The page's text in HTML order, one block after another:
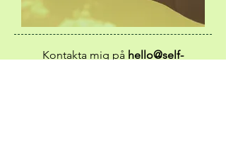
Kontakta mig på hello@self-